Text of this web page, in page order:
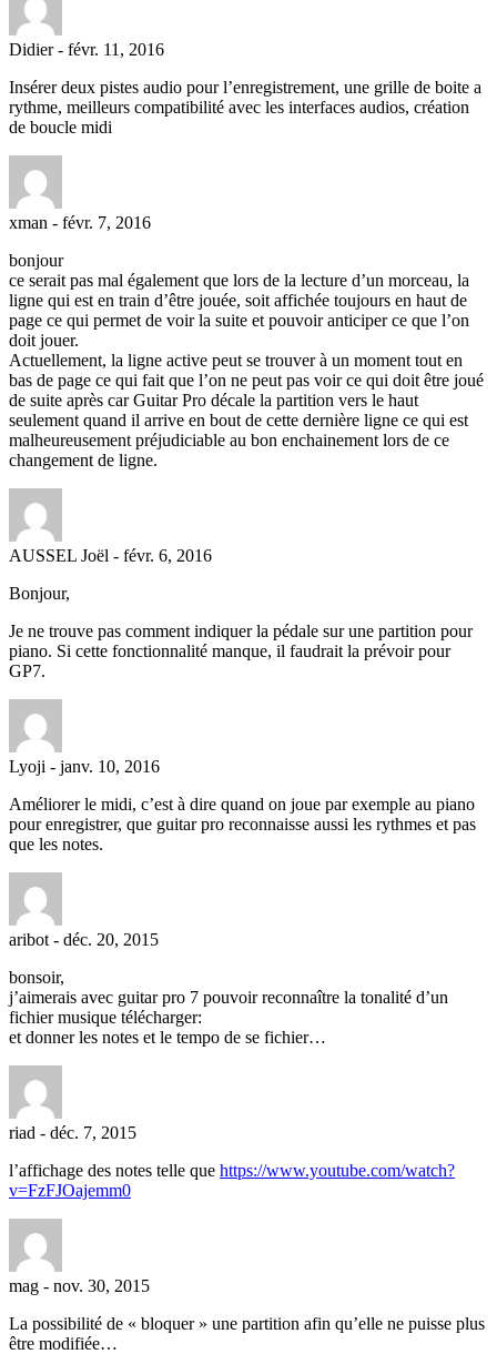
Didier- févr. 11, 2016
Insérer deux pistes audio pour l’enregistrement, une grille de boite a
rythme, meilleurs compatibilité avec les interfaces audios, création
de boucle midi
xman - févr. 7, 2016
bonjour
ce serait pas mal également que lors de la lecture d’un morceau, la
ligne qui est en train d’être jouée, soit affichée toujours en haut de
page ce qui permet de voir la suite et pouvoir anticiper ce que l’on
doit jouer.
Actuellement, la ligne active peut se trouver à un moment tout en
bas de page ce qui fait que l’on ne peut pas voir ce qui doit être joué
de suite après car Guitar Pro décale la partition vers le haut
seulement quand il arrive en bout de cette dernière ligne ce qui est
malheureusement préjudiciable au bon enchainement lors de ce
changement de ligne.
AUSSEL Joël - févr. 6, 2016
Bonjour,
Je ne trouve pas comment indiquer la pédale sur une partition pour
piano. Si cette fonctionnalité manque, il faudrait la prévoir pour
GP7.
Lyoji - janv. 10, 2016
Améliorer le midi, c’est à dire quand on joue par exemple au piano
pour enregistrer, que guitar pro reconnaisse aussi les rythmes et pas
que les notes.
aribot - déc. 20, 2015
bonsoir,
j’aimerais avec guitar pro 7 pouvoir reconnaître la tonalité d’un
fichier musique télécharger:
et donner les notes et le tempo de se fichier…
riad - déc. 7, 2015
l’affichage des notes telle que https://www.youtube.com/watch?
v=FzFJOajemm0
mag - nov. 30, 2015
La possibilité de « bloquer » une partition afin qu’elle ne puisse plus
être modifiée…